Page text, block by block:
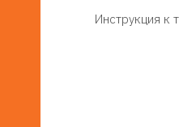
Инструкция к